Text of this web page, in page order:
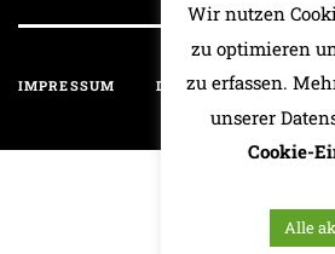
IMPRESSUM DATENSCHUTZ
Wir nutzen
zu optimieren
zu erfassen.
unserer
Cookie-
Alle